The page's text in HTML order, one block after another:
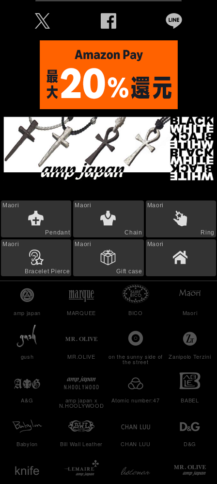
Ü Û Þ
Maori
Pendant
Maori
Chain
Maori
Ring
Maori
Bracelet Pierce
Maori
Gift case
Maori
amp japan MARQUEE BICO Maori
gush MR.OLIVE on the sunny side of
the street
Zanipolo Terzini
A&G amp japan x
N.HOOLYWOOD
Atomic number:47 BABEL
Babylon Bill Wall Leather CHAN LUU D&G